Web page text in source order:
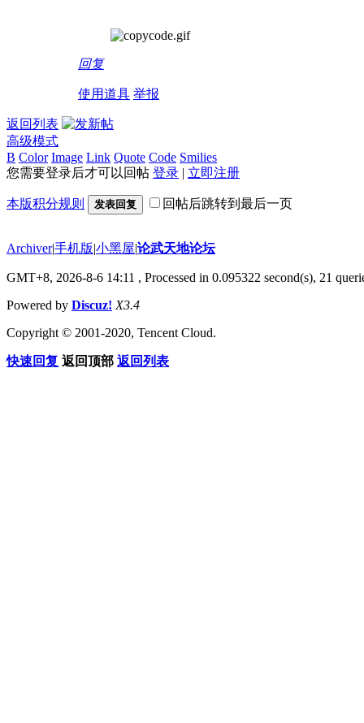
回复
使用道具 举报
返回列表
高级模式
B Color Image Link Quote Code Smilies
您需要登录后才可以回帖 登录 | 立即注册
本版积分规则 发表回复 回帖后跳转到最后一页
Archiver|手机版|小黑屋|论武天地论坛
GMT+8, 2026-8-6 14:11 , Processed in 0.095322 second(s), 21
Powered by Discuz! X3.4
Copyright © 2001-2020, Tencent Cloud.
快速回复 返回顶部 返回列表